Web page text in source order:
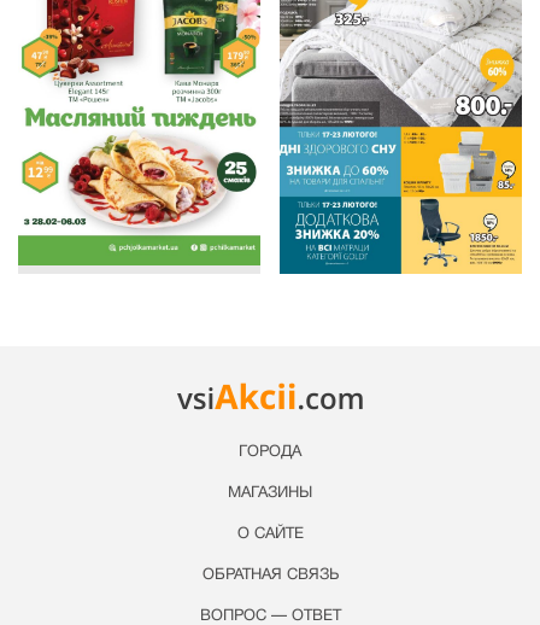
ГОРОДА
МАГАЗИНЫ
О САЙТЕ
ОБРАТНАЯ СВЯЗЬ
ВОПРОС — ОТВЕТ